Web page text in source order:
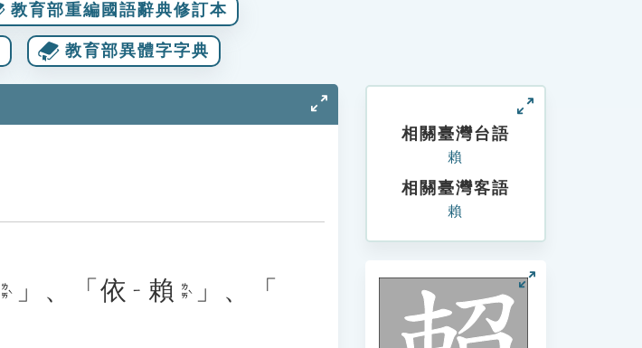
教育部重編國語辭典修訂本
教育部異體字字典
ㄌㄞˋ 」、「 依 ㄧ 賴 ㄌㄞˋ
」、「
相關臺灣台語
賴
相關臺灣客語
賴